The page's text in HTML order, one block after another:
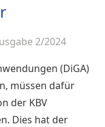
2/2024
(DiGA)
müssen dafür
der KBV
Dies hat der